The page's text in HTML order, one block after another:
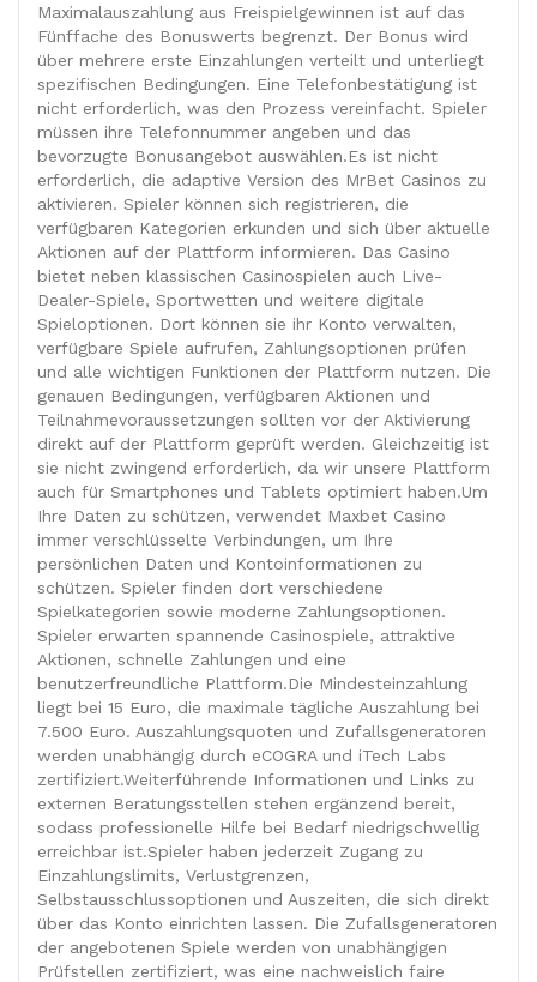
Maximalauszahlung aus Freispielgewinnen ist auf das
Fünffache des Bonuswerts begrenzt. Der Bonus wird
über mehrere erste Einzahlungen verteilt und unterliegt
spezifischen Bedingungen. Eine Telefonbestätigung ist
nicht erforderlich, was den Prozess vereinfacht. Spieler
müssen ihre Telefonnummer angeben und das
bevorzugte Bonusangebot auswählen.Es ist nicht
erforderlich, die adaptive Version des MrBet Casinos zu
aktivieren. Spieler können sich registrieren, die
verfügbaren Kategorien erkunden und sich über aktuelle
Aktionen auf der Plattform informieren. Das Casino
bietet neben klassischen Casinospielen auch Live-
Dealer-Spiele, Sportwetten und weitere digitale
Spieloptionen. Dort können sie ihr Konto verwalten,
verfügbare Spiele aufrufen, Zahlungsoptionen prüfen
und alle wichtigen Funktionen der Plattform nutzen. Die
genauen Bedingungen, verfügbaren Aktionen und
Teilnahmevoraussetzungen sollten vor der Aktivierung
direkt auf der Plattform geprüft werden. Gleichzeitig ist
sie nicht zwingend erforderlich, da wir unsere Plattform
auch für Smartphones und Tablets optimiert haben.Um
Ihre Daten zu schützen, verwendet Maxbet Casino
immer verschlüsselte Verbindungen, um Ihre
persönlichen Daten und Kontoinformationen zu
schützen. Spieler finden dort verschiedene
Spielkategorien sowie moderne Zahlungsoptionen.
Spieler erwarten spannende Casinospiele, attraktive
Aktionen, schnelle Zahlungen und eine
benutzerfreundliche Plattform.Die Mindesteinzahlung
liegt bei 15 Euro, die maximale tägliche Auszahlung bei
7.500 Euro. Auszahlungsquoten und Zufallsgeneratoren
werden unabhängig durch eCOGRA und iTech Labs
zertifiziert.Weiterführende Informationen und Links zu
externen Beratungsstellen stehen ergänzend bereit,
sodass professionelle Hilfe bei Bedarf niedrigschwellig
erreichbar ist.Spieler haben jederzeit Zugang zu
Einzahlungslimits, Verlustgrenzen,
Selbstausschlussoptionen und Auszeiten, die sich direkt
über das Konto einrichten lassen. Die Zufallsgeneratoren
der angebotenen Spiele werden von unabhängigen
Prüfstellen zertifiziert, was eine nachweislich faire